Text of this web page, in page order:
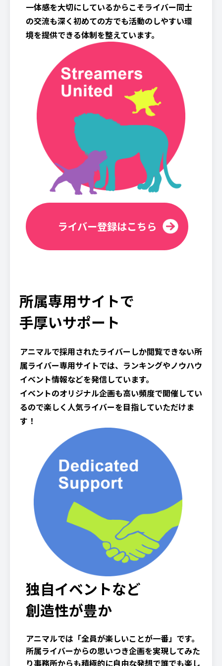
一体感を大切にしているからこそライバー同士
の交流も深く初めての方でも活動のしやすい環
境を提供できる体制を整えています。
ライバー登録はこちら
所属専用サイトで
手厚いサポート
アニマルで採用されたライバーしか閲覧できない所
属ライバー専用サイトでは、ランキングやノウハウ
イベント情報などを発信しています。
イベントのオリジナル企画も高い頻度で開催してい
るので楽しく人気ライバーを目指していただけま
す！
独自イベントなど
創造性が豊か
アニマルでは「全員が楽しいことが一番」です。
所属ライバーからの思いつき企画を実現してみた
り事務所からも積極的に自由な発想で誰でも楽し